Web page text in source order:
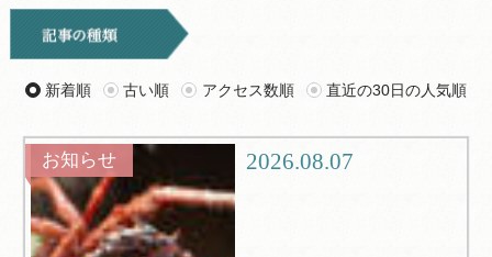
キャンプ
旅行記 ツアー
グルメ
ブログ
新着順 古い順 アクセス数順 直近の30日の人気順
お知らせ 2026.08.07